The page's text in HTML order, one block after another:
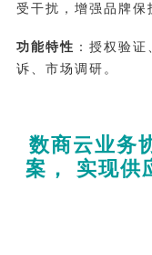
受干扰，增强品牌保
功能特性 ：授权验
诉、市场调研。
数商云业务
案， 实现供